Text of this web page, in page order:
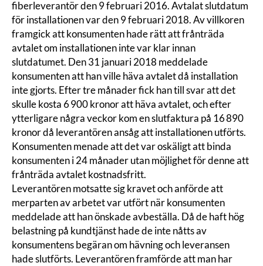
fiberleverantör den 9 februari 2016. Avtalat slutdatum
för installationen var den 9 februari 2018. Av villkoren
framgick att konsumenten hade rätt att frånträda
avtalet om installationen inte var klar innan
slutdatumet. Den 31 januari 2018 meddelade
konsumenten att han ville häva avtalet då installation
inte gjorts. Efter tre månader fick han till svar att det
skulle kosta 6 900 kronor att häva avtalet, och efter
ytterligare några veckor kom en slutfaktura på 16 890
kronor då leverantören ansåg att installationen utförts.
Konsumenten menade att det var oskäligt att binda
konsumenten i 24 månader utan möjlighet för denne att
frånträda avtalet kostnadsfritt.
Leverantören motsatte sig kravet och anförde att
merparten av arbetet var utfört när konsumenten
meddelade att han önskade avbeställa. Då de haft hög
belastning på kundtjänst hade de inte nåtts av
konsumentens begäran om hävning och leveransen
hade slutförts. Leverantören framförde att man har